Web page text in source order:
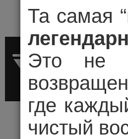
Та самая
Это не
где
чистый